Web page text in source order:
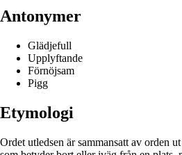
Antonymer
Glädjefull
Upplyftande
Förnöjsam
Pigg
Etymologi
Ordet utledsen är sammansatt av orden